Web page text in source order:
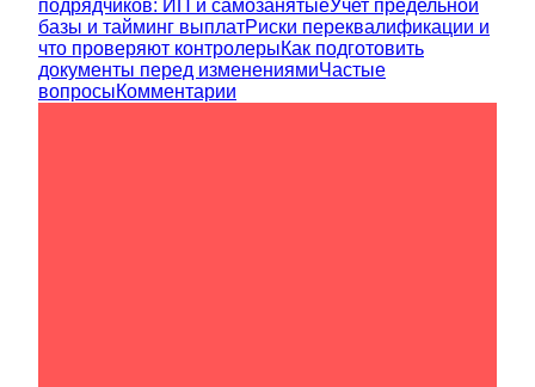
подрядчиков: ИП и самозанятыеУчет предельной
базы и тайминг выплатРиски переквалификации и
что проверяют контролерыКак подготовить
документы перед изменениямиЧастые
вопросыКомментарии